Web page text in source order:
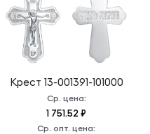
Крест 13-001391-101000
Ср. цена:
1 751.52 ₽
Ср. опт. цена: